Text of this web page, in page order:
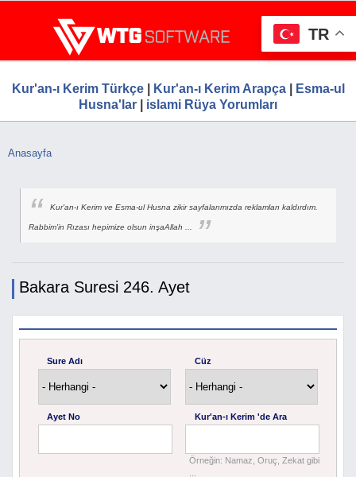
içeriğe
atla
WTG Software.Com, Web Tasarım, Google
Hizmetleri, Ücretsiz Firma Rehberi
Ücretsiz Firma Rehberi, Web Tasarım, Ücretsiz Firma Ekle
Kur'an-ı Kerim Türkçe| Kur'an-ı Kerim Arapça|
Esma-ul
Husna'lar
islami Rüya Yorumları
Buradasınız
Anasayfa
Kur'an-ı Kerim ve Esma-ul Husna zikir sayfalarımızda reklamları kaldırdım.
Rabbim'in Rızası hepimize olsun inşaAllah ...
Bakara Suresi 246. Ayet
Sure Adı Cüz
Ayet No Kur'an-ı Kerim 'de Ara
Örneğin: Namaz, Oruç, Zekat gibi
TR